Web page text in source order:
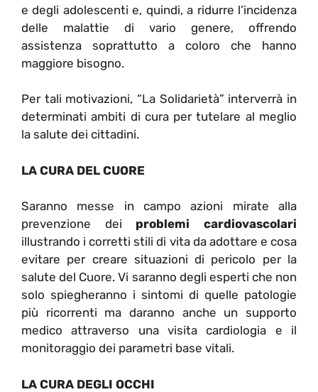
e degli adolescenti e, quindi, a ridurre l’incidenza
delle malattie di vario genere, offrendo
assistenza soprattutto a coloro che hanno
maggiore bisogno.
Per tali motivazioni, “La Solidarietà” interverrà in
determinati ambiti di cura per tutelare al meglio
la salute dei cittadini.
LA CURA DEL CUORE
Saranno messe in campo azioni mirate alla
prevenzione dei problemi cardiovascolari
illustrando i corretti stili di vita da adottare e cosa
evitare per creare situazioni di pericolo per la
salute del Cuore. Vi saranno degli esperti che non
solo spiegheranno i sintomi di quelle patologie
più ricorrenti ma daranno anche un supporto
medico attraverso una visita cardiologia e il
monitoraggio dei parametri base vitali.
LA CURA DEGLI OCCHI